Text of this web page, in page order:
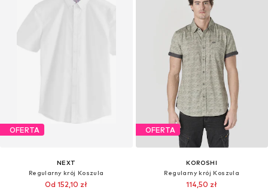
OFERTA
NEXT
Regularny krój Koszula
Od 152,10 zł
OFERTA
KOROSHI
Regularny krój Koszula
114,50 zł